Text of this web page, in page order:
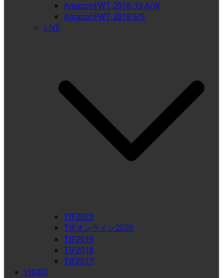
AmazonFWT 2018-19 A/W
AmazonFWT 2018 S/S
LIVE
TIF2022
TIFオンライン2020
TIF2019
TIF2018
TIF2017
VIDEO